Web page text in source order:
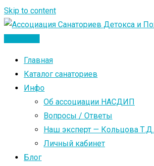
Skip to content
Главная
Каталог санаториев
Инфо
Об ассоциации НАСДИП
Вопросы / Ответы
Наш эксперт — Кольцова Т.Д.
Личный кабинет
Блог